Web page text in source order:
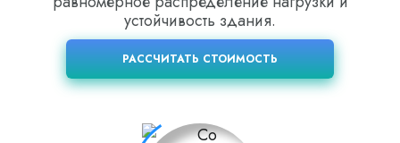
устойчивость здания.
РАССЧИТАТЬ СТОИМОСТЬ